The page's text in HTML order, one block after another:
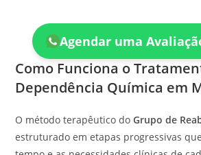
Agendar uma
Como Funciona o
Dependência Química em
O método terapêutico doGrupo de
estruturado em etapas progressivas